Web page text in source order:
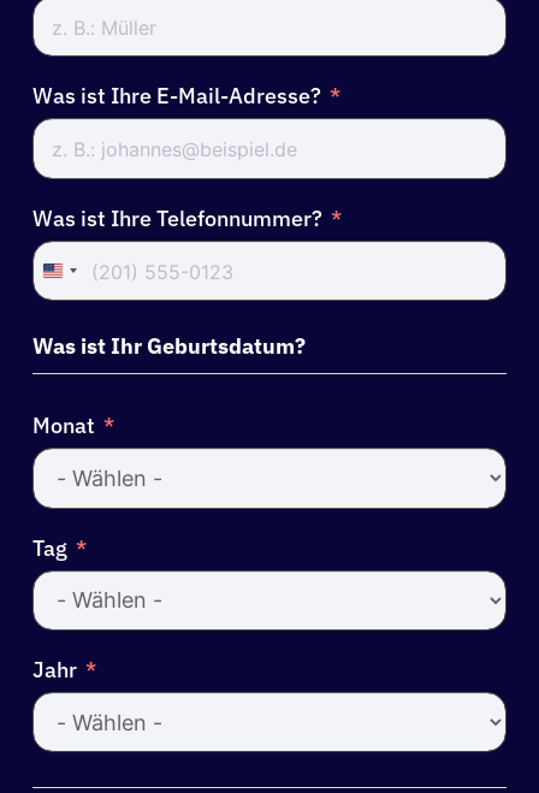
Was ist Ihre E-Mail-Adresse?
Was ist Ihre Telefonnummer?
United
States
+1
Was ist Ihr Geburtsdatum?
Monat
Tag
Jahr